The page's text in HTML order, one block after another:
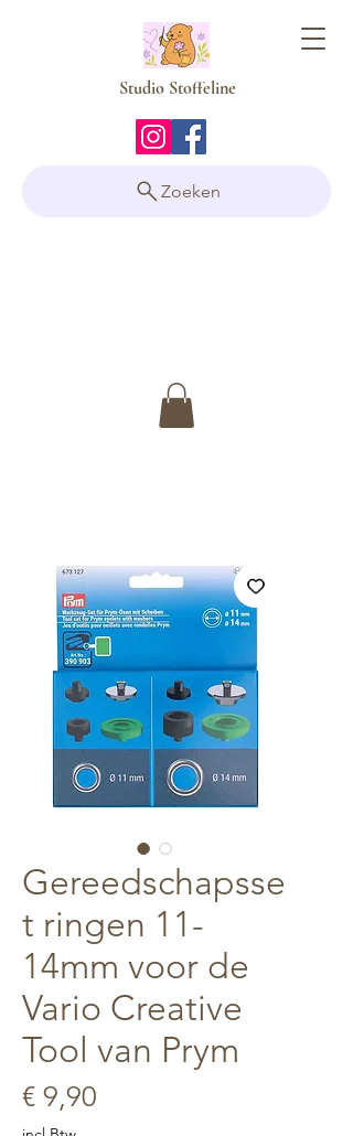
Studio Stoffeline
Zoeken
Gereedschapsse
t ringen 11-
14mm voor de
Vario Creative
Tool van Prym
€ 9,90